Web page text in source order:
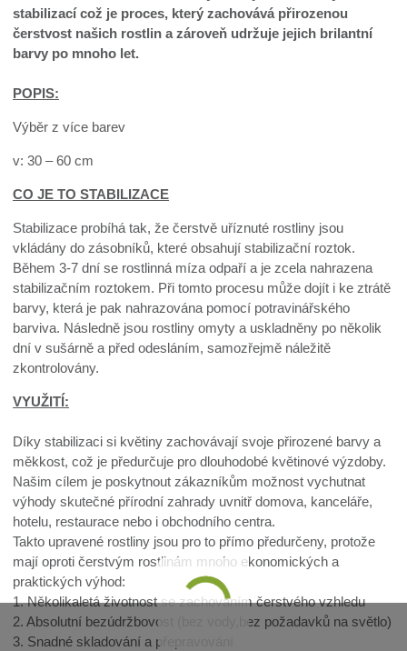
stabilizací což je proces, který zachovává přirozenou
čerstvost našich rostlin a zároveň udržuje jejich brilantní
barvy po mnoho let.
POPIS:
Výběr z více barev
v: 30 – 60 cm
CO JE TO STABILIZACE
Stabilizace probíhá tak, že čerstvě uříznuté rostliny jsou
vkládány do zásobníků, které obsahují stabilizační roztok.
Během 3-7 dní se rostlinná míza odpaří a je zcela nahrazena
stabilizačním roztokem. Při tomto procesu může dojít i ke ztrátě
barvy, která je pak nahrazována pomocí potravinářského
barviva. Následně jsou rostliny omyty a uskladněny po několik
dní v sušárně a před odesláním, samozřejmě náležitě
zkontrolovány.
VYUŽITÍ:
Díky stabilizaci si květiny zachovávají svoje přirozené barvy a
měkkost, což je předurčuje pro dlouhodobé květinové výzdoby.
Našim cílem je poskytnout zákazníkům možnost vychutnat
výhody skutečné přírodní zahrady uvnitř domova, kanceláře,
hotelu, restaurace nebo i obchodního centra.
Takto upravené rostliny jsou pro to přímo předurčeny, protože
mají oproti čerstvým rostlinám mnoho ekonomických a
praktických výhod:
1. Několikaletá životnost se zachováním čerstvého vzhledu
2. Absolutní bezúdržbovost (bez vody,bez požadavků na světlo)
3. Snadné skladování a přepravování